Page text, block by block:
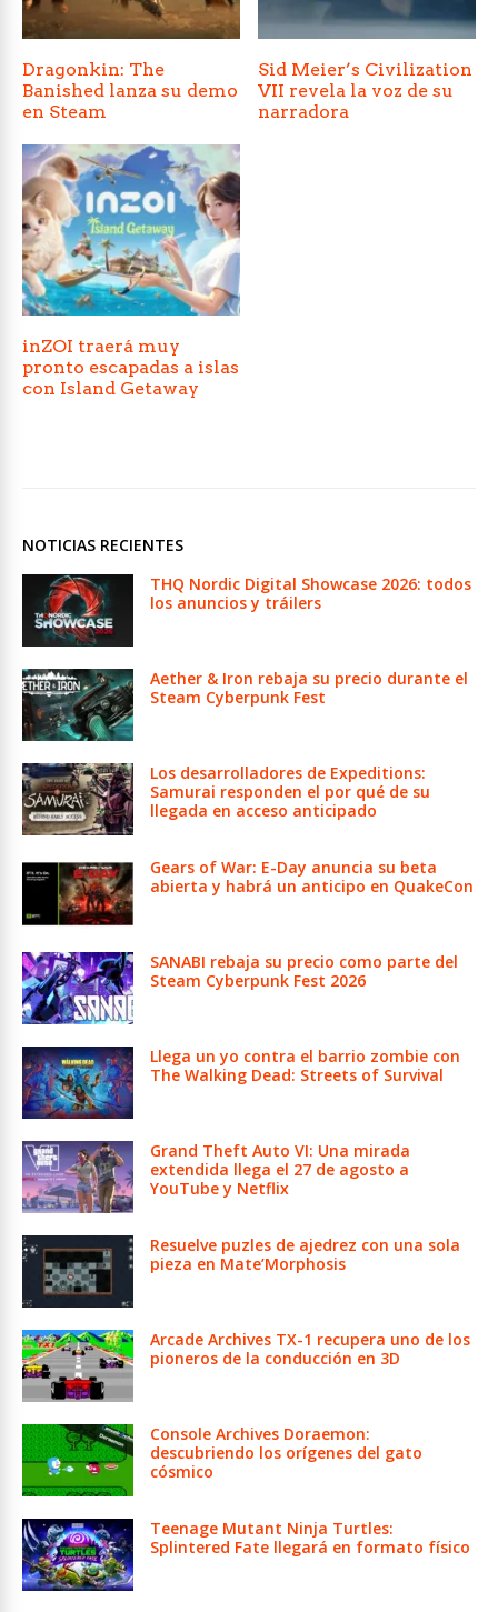
Dragonkin: The
Banished lanza su demo
en Steam
Sid Meier’s Civilization
VII revela la voz de su
narradora
inZOI traerá muy
pronto escapadas a islas
con Island Getaway
NOTICIAS RECIENTES
THQ Nordic Digital Showcase 2026: todos
los anuncios y tráilers
Aether & Iron rebaja su precio durante el
Steam Cyberpunk Fest
Los desarrolladores de Expeditions:
Samurai responden el por qué de su
llegada en acceso anticipado
Gears of War: E-Day anuncia su beta
abierta y habrá un anticipo en QuakeCon
SANABI rebaja su precio como parte del
Steam Cyberpunk Fest 2026
Llega un yo contra el barrio zombie con
The Walking Dead: Streets of Survival
Grand Theft Auto VI: Una mirada
extendida llega el 27 de agosto a
YouTube y Netflix
Resuelve puzles de ajedrez con una sola
pieza en Mate’Morphosis
Arcade Archives TX-1 recupera uno de los
pioneros de la conducción en 3D
Console Archives Doraemon:
descubriendo los orígenes del gato
cósmico
Teenage Mutant Ninja Turtles:
Splintered Fate llegará en formato físico